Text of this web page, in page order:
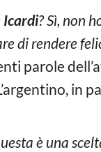
Icardi? Sì, non
di rendere
parole
in
è una